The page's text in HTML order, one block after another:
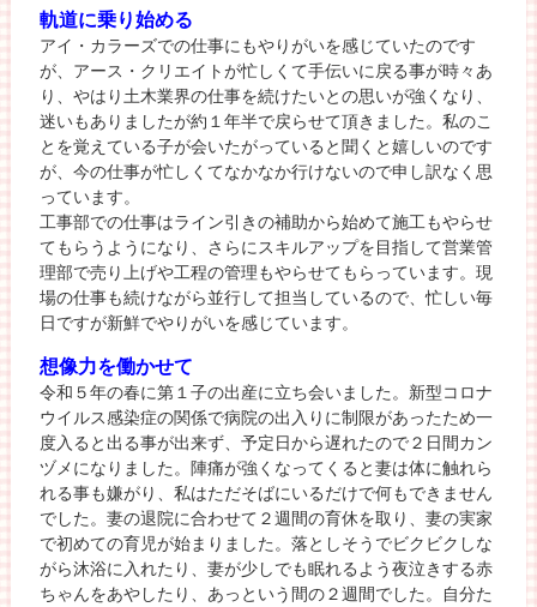
軌道に乗り始める
アイ・カラーズでの仕事にもやりがいを感じていたのです
が、アース・クリエイトが忙しくて手伝いに戻る事が時々あ
り、やはり土木業界の仕事を続けたいとの思いが強くなり、
迷いもありましたが約１年半で戻らせて頂きました。私のこ
とを覚えている子が会いたがっていると聞くと嬉しいのです
が、今の仕事が忙しくてなかなか行けないので申し訳なく思
っています。
工事部での仕事はライン引きの補助から始めて施工もやらせ
てもらうようになり、さらにスキルアップを目指して営業管
理部で売り上げや工程の管理もやらせてもらっています。現
場の仕事も続けながら並行して担当しているので、忙しい毎
日ですが新鮮でやりがいを感じています。
想像力を働かせて
令和５年の春に第１子の出産に立ち会いました。新型コロナ
ウイルス感染症の関係で病院の出入りに制限があったため一
度入ると出る事が出来ず、予定日から遅れたので２日間カン
ヅメになりました。陣痛が強くなってくると妻は体に触れら
れる事も嫌がり、私はただそばにいるだけで何もできません
でした。妻の退院に合わせて２週間の育休を取り、妻の実家
で初めての育児が始まりました。落としそうでビクビクしな
がら沐浴に入れたり、妻が少しでも眠れるよう夜泣きする赤
ちゃんをあやしたり、あっという間の２週間でした。自分た